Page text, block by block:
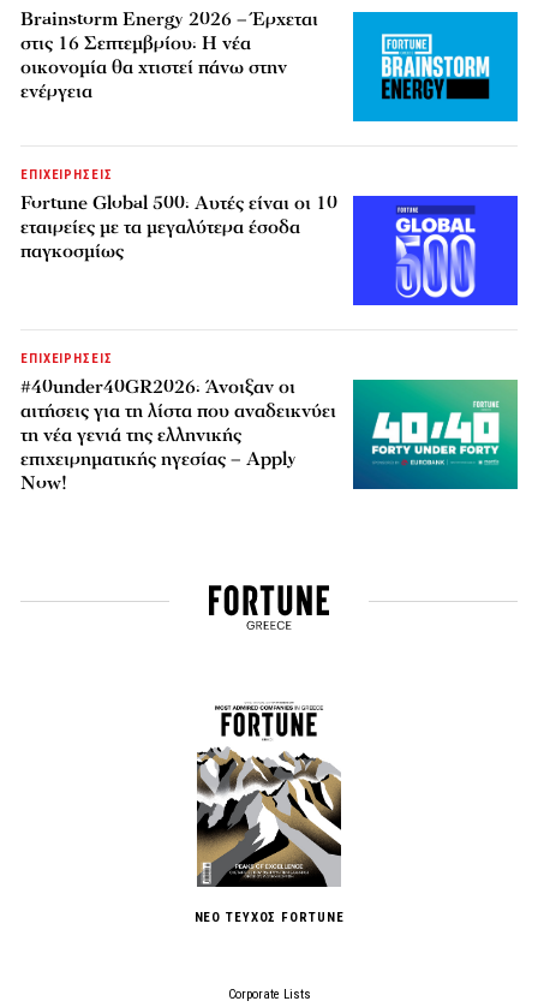
Brainstorm Energy 2026 – Έρχεται
στις 16 Σεπτεμβρίου: Η νέα
οικονομία θα χτιστεί πάνω στην
ενέργεια
ΕΠΙΧΕΙΡΗΣΕΙΣ
Fortune Global 500: Αυτές είναι οι 10
εταιρείες με τα μεγαλύτερα έσοδα
παγκοσμίως
ΕΠΙΧΕΙΡΗΣΕΙΣ
#40under40GR2026: Άνοιξαν οι
αιτήσεις για τη λίστα που αναδεικνύει
τη νέα γενιά της ελληνικής
επιχειρηματικής ηγεσίας – Apply
Now!
ΝΕΟ ΤΕΥΧΟΣ FORTUNE
Corporate Lists